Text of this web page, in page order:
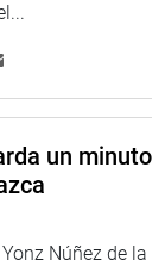
escuchar del
Villa, informó
la Comisión de
un
Núñez de